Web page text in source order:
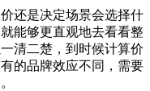
还是决定场景会选择什
能够更直观地去看看整
清二楚，到时候计算价
的品牌效应不同，需要